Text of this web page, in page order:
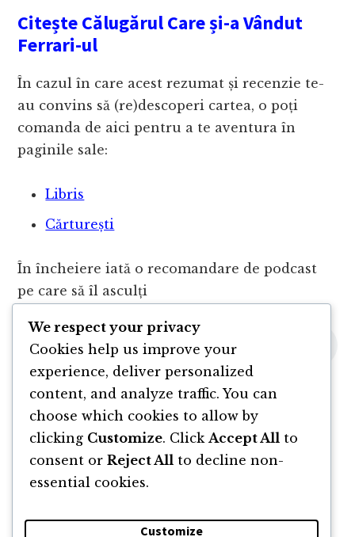
Citește Călugărul Care și-a Vândut
Ferrari-ul
În cazul în care acest rezumat și recenzie te-
au convins să (re)descoperi cartea, o poți
comanda de aici pentru a te aventura în
paginile sale:
Libris
Cărturești
În încheiere iată o recomandare de podcast
pe care să îl asculți
We respect your privacy
Cookies help us improve your
experience, deliver personalized
content, and analyze traffic. You can
choose which cookies to allow by
clicking Customize. Click Accept All to
consent or Reject All to decline non-
essential cookies.
Customize